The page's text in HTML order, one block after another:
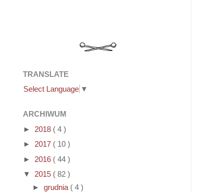
TRANSLATE
Select Language ▼
ARCHIWUM
► 2018 ( 4 )
► 2017 ( 10 )
► 2016 ( 44 )
▼ 2015 ( 82 )
►grudnia ( 4 )